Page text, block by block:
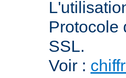
Protocole
SSL.
Voir :